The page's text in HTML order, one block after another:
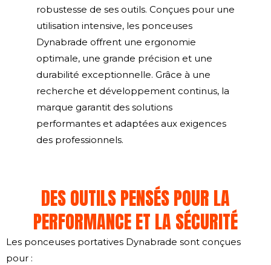
robustesse de ses outils. Conçues pour une
utilisation intensive, les ponceuses
Dynabrade offrent une ergonomie
optimale, une grande précision et une
durabilité exceptionnelle. Grâce à une
recherche et développement continus, la
marque garantit des solutions
performantes et adaptées aux exigences
des professionnels.
DES OUTILS PENSÉS POUR LA
PERFORMANCE ET LA SÉCURITÉ
Les ponceuses portatives Dynabrade sont conçues
pour :